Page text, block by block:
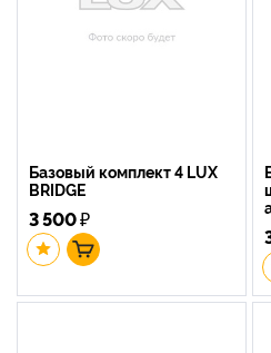
Базовый комплект 4 LUX
BRIDGE
3 500₽